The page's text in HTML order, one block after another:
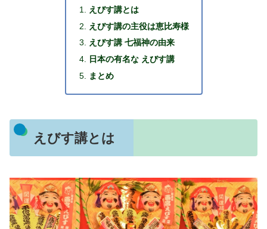
えびす講とは
えびす講の主役は恵比寿様
えびす講 七福神の由来
日本の有名な えびす講
まとめ
えびす講とは